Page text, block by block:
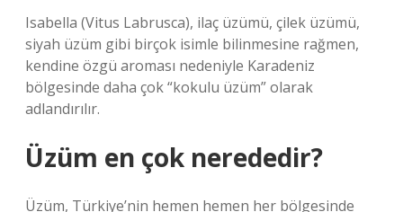
Isabella (Vitus Labrusca), ilaç üzümü, çilek üzümü,
siyah üzüm gibi birçok isimle bilinmesine rağmen,
kendine özgü aroması nedeniyle Karadeniz
bölgesinde daha çok “kokulu üzüm” olarak
adlandırılır.
Üzüm en çok nerededir?
Üzüm, Türkiye’nin hemen hemen her bölgesinde